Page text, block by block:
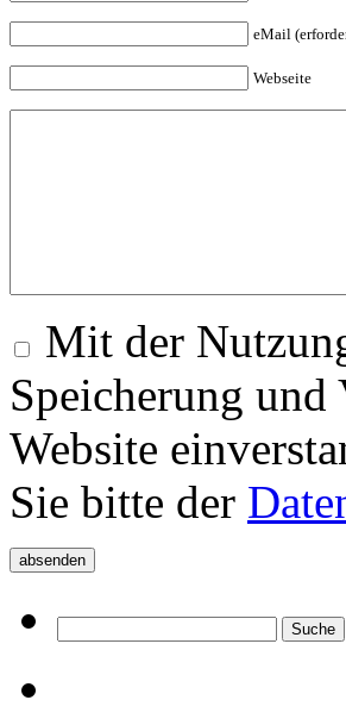
eMail
Webseite
Mit der
Speicherung und
Website
Sie bitte der